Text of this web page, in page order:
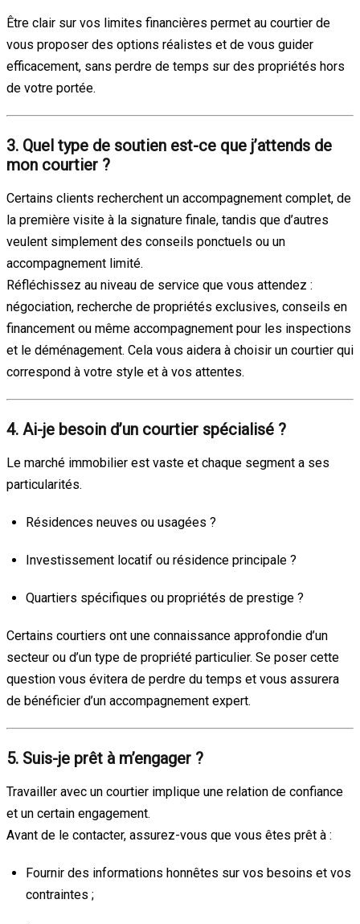
Être clair sur vos limites financières permet au courtier de
vous proposer des options réalistes et de vous guider
efficacement, sans perdre de temps sur des propriétés hors
de votre portée.
3. Quel type de soutien est-ce que j’attends de
mon courtier ?
Certains clients recherchent un accompagnement complet, de
la première visite à la signature finale, tandis que d’autres
veulent simplement des conseils ponctuels ou un
accompagnement limité.
Réfléchissez au niveau de service que vous attendez :
négociation, recherche de propriétés exclusives, conseils en
financement ou même accompagnement pour les inspections
et le déménagement. Cela vous aidera à choisir un courtier qui
correspond à votre style et à vos attentes.
4. Ai-je besoin d’un courtier spécialisé ?
Le marché immobilier est vaste et chaque segment a ses
particularités.
Résidences neuves ou usagées ?
Investissement locatif ou résidence principale ?
Quartiers spécifiques ou propriétés de prestige ?
Certains courtiers ont une connaissance approfondie d’un
secteur ou d’un type de propriété particulier. Se poser cette
question vous évitera de perdre du temps et vous assurera
de bénéficier d’un accompagnement expert.
5. Suis-je prêt à m’engager ?
Travailler avec un courtier implique une relation de confiance
et un certain engagement.
Avant de le contacter, assurez-vous que vous êtes prêt à :
Fournir des informations honnêtes sur vos besoins et vos
contraintes ;